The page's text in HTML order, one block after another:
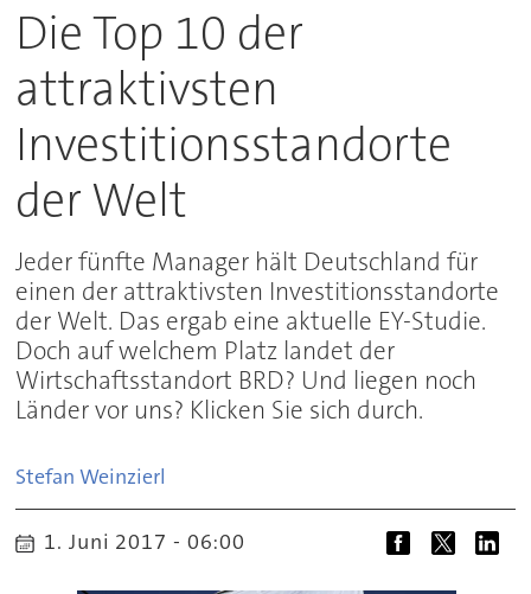
Die Top 10 der
attraktivsten
Investitionsstandorte
der Welt
Jeder fünfte Manager hält Deutschland für
einen der attraktivsten Investitionsstandorte
der Welt. Das ergab eine aktuelle EY-Studie.
Doch auf welchem Platz landet der
Wirtschaftsstandort BRD? Und liegen noch
Länder vor uns? Klicken Sie sich durch.
Stefan Weinzierl
1. Juni 2017 - 06:00